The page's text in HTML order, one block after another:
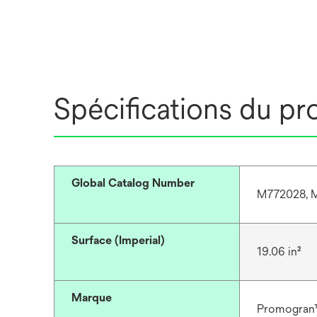
Spécifications du
Global Catalog Number
M772028,
Surface (Imperial)
19.06 in²
Marque